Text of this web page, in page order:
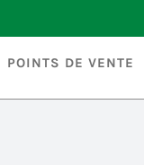
POINTS DE VENTE